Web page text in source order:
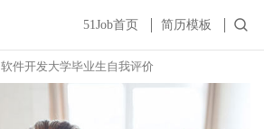
51Job首页 简历模板
软件开发大学毕业生自我评价